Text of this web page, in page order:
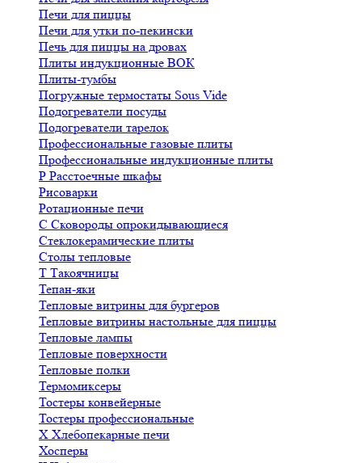
Печи для пиццы
Печи для утки по-пекински
Печь для пиццы на дровах
Плиты индукционные ВОК
Плиты-тумбы
Погружные термостаты Sous Vide
Подогреватели посуды
Подогреватели тарелок
Профессиональные газовые плиты
Профессиональные индукционные плиты
Р Расстоечные шкафы
Рисоварки
Ротационные печи
С Сковороды опрокидывающиеся
Стеклокерамические плиты
Столы тепловые
Т Такоячницы
Тепан-яки
Тепловые витрины для бургеров
Тепловые витрины настольные для пиццы
Тепловые лампы
Тепловые поверхности
Тепловые полки
Термомиксеры
Тостеры конвейерные
Тостеры профессиональные
Х Хлебопекарные печи
Хосперы